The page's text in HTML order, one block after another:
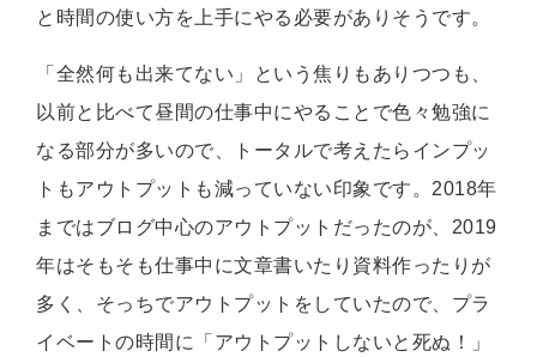
と時間の使い方を上手にやる必要がありそうです。
「全然何も出来てない」という焦りもありつつも、
以前と比べて昼間の仕事中にやることで色々勉強に
なる部分が多いので、トータルで考えたらインプッ
トもアウトプットも減っていない印象です。2018年
まではブログ中心のアウトプットだったのが、2019
年はそもそも仕事中に文章書いたり資料作ったりが
多く、そっちでアウトプットをしていたので、プラ
イベートの時間に「アウトプットしないと死ぬ！」